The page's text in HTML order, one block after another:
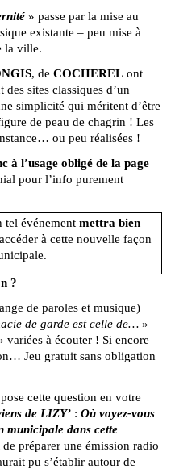
» passe par la mise au
existante – peu mise à
la ville.
, de COCHEREL ont
sites classiques d’un
simplicité qui méritent d’être
de peau de chagrin ! Les
ou peu réalisées !
à l’usage obligé de la page
pour l’info purement
tel événement mettra bien
à cette nouvelle façon
?
de paroles et musique)
de garde est celle de… »
variées à écouter ! Si encore
Jeu gratuit sans obligation
cette question en votre
de LIZY’ : Où voyez-vous
municipale dans cette
préparer une émission radio
pu s’établir autour de